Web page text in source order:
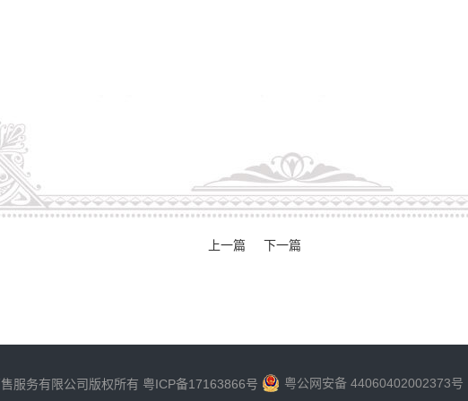
上一篇 下一篇
服务有限公司版权所有 粤ICP备17163866号 粤公网安备 44060402002373号